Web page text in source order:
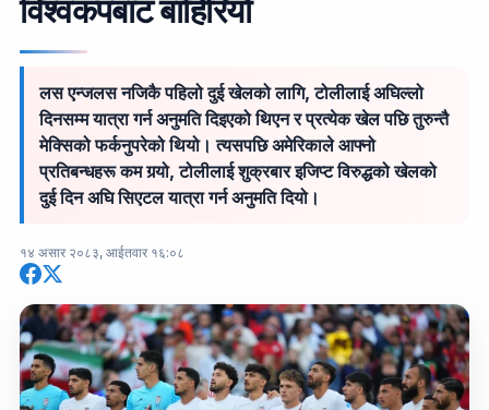
विश्वकपबाट बाहिरियो
लस एन्जलस नजिकै पहिलो दुई खेलको लागि, टोलीलाई अघिल्लो
दिनसम्म यात्रा गर्न अनुमति दिइएको थिएन र प्रत्येक खेल पछि तुरुन्तै
मेक्सिको फर्कनुपरेको थियो। त्यसपछि अमेरिकाले आफ्नो
प्रतिबन्धहरू कम गर्‍यो, टोलीलाई शुक्रबार इजिप्ट विरुद्धको खेलको
दुई दिन अघि सिएटल यात्रा गर्न अनुमति दियो।
१४ असार २०८३, आईतवार १६:०८